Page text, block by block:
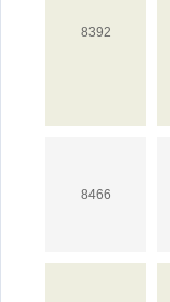
8392
8466